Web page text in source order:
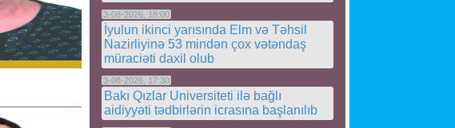
3-08-2026, 18:00
İyulun ikinci yarısında Elm və Təhsil
Nazirliyinə 53 mindən çox vətəndaş
müraciəti daxil olub
3-08-2026, 17:30
Bakı Qızlar Universiteti ilə bağlı
aidiyyəti tədbirlərin icrasına başlanılıb